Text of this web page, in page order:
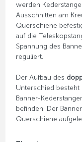
werden
Ausschnitten am
Querschiene
auf die
Spannung des
reguliert.
Der Aufbau des
Unterschied
Banner-
befinden. Der
Querschiene